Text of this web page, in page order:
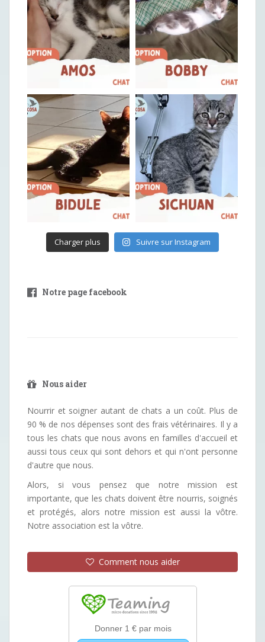
Charger plus Suivre sur Instagram
Notre page facebook
Nous aider
Nourrir et soigner autant de chats a un coût. Plus de
90 % de nos dépenses sont des frais vétérinaires. Il y a
tous les chats que nous avons en familles d'accueil et
aussi tous ceux qui sont dehors et qui n'ont personne
d'autre que nous.
Alors, si vous pensez que notre mission est
importante, que les chats doivent être nourris, soignés
et protégés, alors notre mission est aussi la vôtre.
Notre association est la vôtre.
Comment nous aider